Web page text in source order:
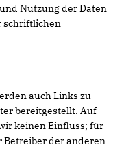
Nutzung der Daten
schriftlichen
auch Links zu
bereitgestellt. Auf
keinen Einfluss; für
der anderen